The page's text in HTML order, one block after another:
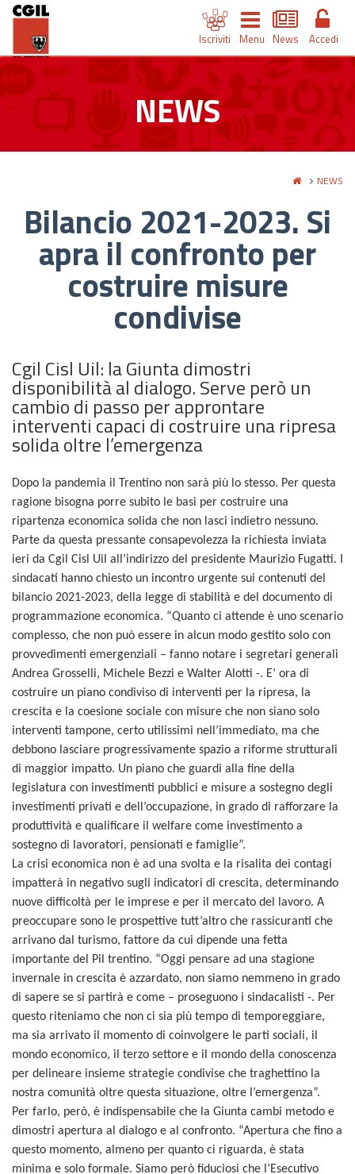
Iscriviti Menu News Accedi
NEWS
NEWS
Bilancio 2021-2023. Si
apra il confronto per
costruire misure
condivise
Cgil Cisl Uil: la Giunta dimostri
disponibilità al dialogo. Serve però un
cambio di passo per approntare
interventi capaci di costruire una ripresa
solida oltre l’emergenza
Dopo la pandemia il Trentino non sarà più lo stesso. Per questa
ragione bisogna porre subito le basi per costruire una
ripartenza economica solida che non lasci indietro nessuno.
Parte da questa pressante consapevolezza la richiesta inviata
ieri da Cgil Cisl Uil all’indirizzo del presidente Maurizio Fugatti. I
sindacati hanno chiesto un incontro urgente sui contenuti del
bilancio 2021-2023, della legge di stabilità e del documento di
programmazione economica. “Quanto ci attende è uno scenario
complesso, che non può essere in alcun modo gestito solo con
provvedimenti emergenziali – fanno notare i segretari generali
Andrea Grosselli, Michele Bezzi e Walter Alotti -. E’ ora di
costruire un piano condiviso di interventi per la ripresa, la
crescita e la coesione sociale con misure che non siano solo
interventi tampone, certo utilissimi nell’immediato, ma che
debbono lasciare progressivamente spazio a riforme strutturali
di maggior impatto. Un piano che guardi alla fine della
legislatura con investimenti pubblici e misure a sostegno degli
investimenti privati e dell’occupazione, in grado di rafforzare la
produttività e qualificare il welfare come investimento a
sostegno di lavoratori, pensionati e famiglie”.
La crisi economica non è ad una svolta e la risalita dei contagi
impatterà in negativo sugli indicatori di crescita, determinando
nuove difficoltà per le imprese e per il mercato del lavoro. A
preoccupare sono le prospettive tutt’altro che rassicuranti che
arrivano dal turismo, fattore da cui dipende una fetta
importante del Pil trentino. “Oggi pensare ad una stagione
invernale in crescita è azzardato, non siamo nemmeno in grado
di sapere se si partirà e come – proseguono i sindacalisti -. Per
questo riteniamo che non ci sia più tempo di temporeggiare,
ma sia arrivato il momento di coinvolgere le parti sociali, il
mondo economico, il terzo settore e il mondo della conoscenza
per delineare insieme strategie condivise che traghettino la
nostra comunità oltre questa situazione, oltre l’emergenza”.
Per farlo, però, è indispensabile che la Giunta cambi metodo e
dimostri apertura al dialogo e al confronto. “Apertura che fino a
questo momento, almeno per quanto ci riguarda, è stata
minima e solo formale. Siamo però fiduciosi che l’Esecutivo